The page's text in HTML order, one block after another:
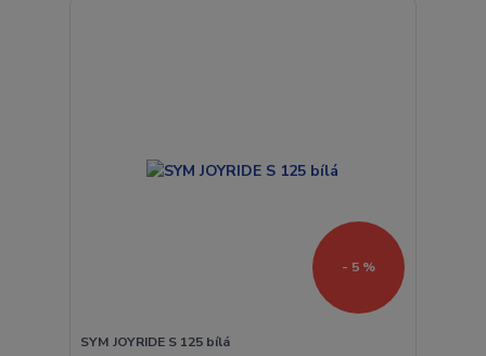
- 5 %
SYM JOYRIDE S 125 bílá